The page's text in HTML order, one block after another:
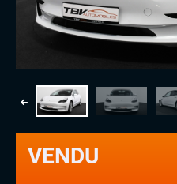
VENDU